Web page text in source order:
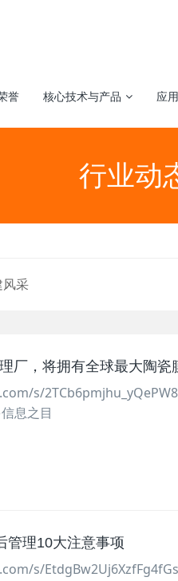
誉 核心技术与产品 应
行业动
风采
厂，将拥有全球最大陶瓷
s/
息之目
管理10大注意事项
s/